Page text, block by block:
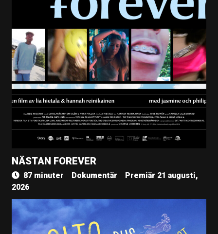
NÄSTAN FOREVER
87 minuter Dokumentär
Premiär 21 augusti,
2026